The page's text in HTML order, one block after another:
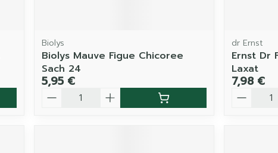
Biolys
Biolys Mauve Figue Chicoree
Sach 24
5,95 €
Quantité
dr Ernst
Ernst Dr
Laxat
7,98 €
Quantité